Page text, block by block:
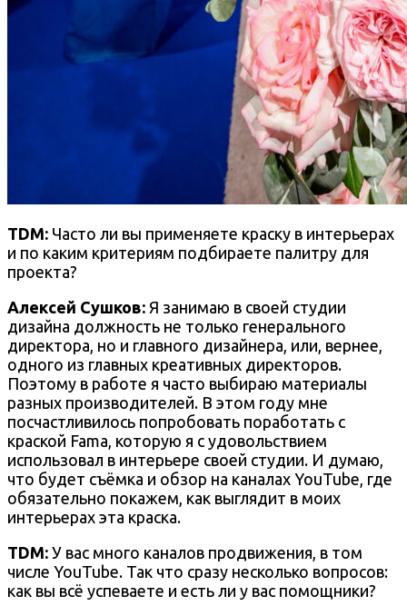
TDM: Часто ли вы применяете краску в интерьерах
и по каким критериям подбираете палитру для
проекта?
Алексей Сушков: Я занимаю в своей студии
дизайна должность не только генерального
директора, но и главного дизайнера, или, вернее,
одного из главных креативных директоров.
Поэтому в работе я часто выбираю материалы
разных производителей. В этом году мне
посчастливилось попробовать поработать с
краской Fama, которую я с удовольствием
использовал в интерьере своей студии. И думаю,
что будет съёмка и обзор на каналах YouTube, где
обязательно покажем, как выглядит в моих
интерьерах эта краска.
TDM: У вас много каналов продвижения, в том
числе YouTube. Так что сразу несколько вопросов:
как вы всё успеваете и есть ли у вас помощники?